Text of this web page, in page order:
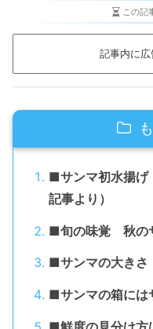
この記
記事内に広
■サンマ初水揚
記事より）
■旬の味覚 秋の
■サンマの大きさ
■サンマの箱には